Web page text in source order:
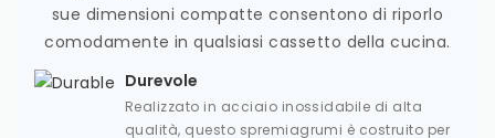
sue dimensioni compatte consentono di riporlo
comodamente in qualsiasi cassetto della cucina.
Durevole
Realizzato in acciaio inossidabile di alta
qualità, questo spremiagrumi è costruito per